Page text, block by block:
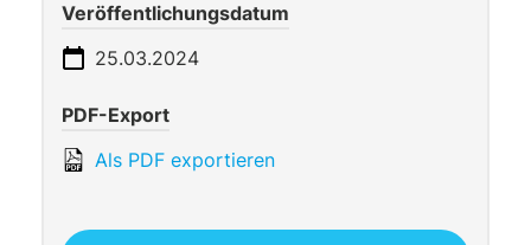
Veröffentlichungsdatum
25.03.2024
PDF-Export
Als PDF exportieren